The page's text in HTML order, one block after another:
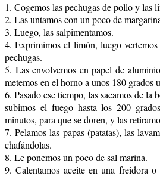
1. Cogemos las pechugas de pollo y las
2. Las untamos con un poco de
3. Luego, las salpimentamos.
4. Exprimimos el limón, luego
pechugas.
5. Las envolvemos en papel de
metemos en el horno a unos 180 grados
6. Pasado ese tiempo, las sacamos de la
subimos el fuego hasta los 200
minutos, para que se doren, y las
7. Pelamos las papas (patatas), las
chafándolas.
8. Le ponemos un poco de sal marina.
9. Calentamos aceite en una freidora